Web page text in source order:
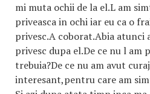
mi muta ochii de la el.L am
priveasca in ochi iar eu ca o
privesc.A coborat.Abia atunci
privesc dupa el.De ce nu l am
trebuia?De ce nu am avut
interesant,pentru care am